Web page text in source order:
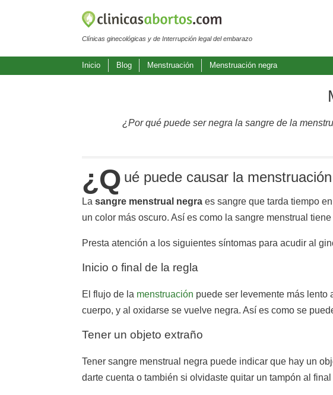
Clínicas ginecológicas y de Interrupción legal del embarazo
Inicio Blog Menstruación Menstruación negra
¿Por qué puede ser negra la sangre de la
¿Q ué puede causar la
La sangre menstrual negra es sangre que tarda tiempo
un color más oscuro. Así es como la sangre menstrual
Presta atención a los siguientes síntomas para acudir al
Inicio o final de la regla
El flujo de la menstruación puede ser levemente más lento
cuerpo, y al oxidarse se vuelve negra. Así es como se
Tener un objeto extraño
Tener sangre menstrual negra puede indicar que hay un
darte cuenta o también si olvidaste quitar un tampón al